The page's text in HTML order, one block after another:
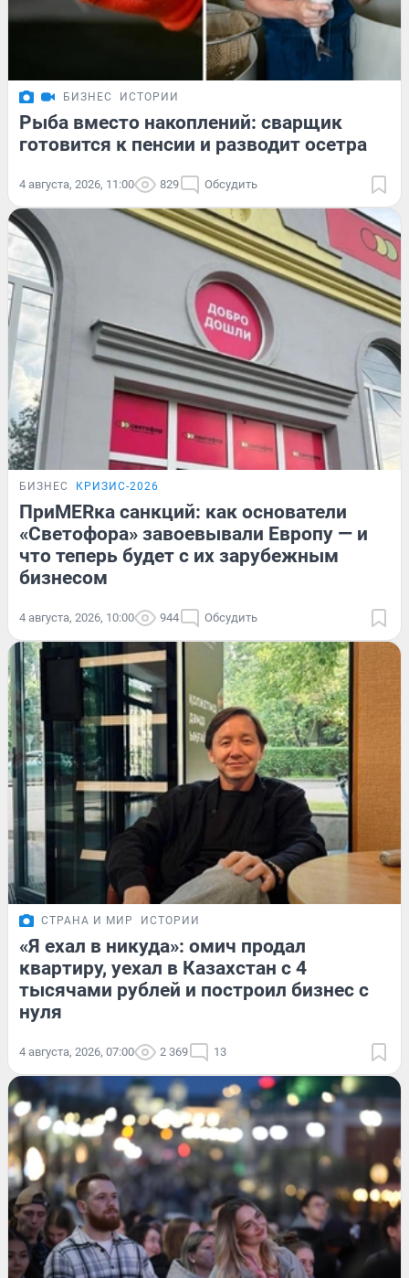
БИЗНЕС ИСТОРИИ
Рыба вместо накоплений: сварщик
готовится к пенсии и разводит осетра
4 августа, 2026, 11:00 829 Обсудить
БИЗНЕС КРИЗИС-2026
ПриMERка санкций: как основатели
«Светофора» завоевывали Европу — и
что теперь будет с их зарубежным
бизнесом
4 августа, 2026, 10:00 944 Обсудить
СТРАНА И МИР ИСТОРИИ
«Я ехал в никуда»: омич продал
квартиру, уехал в Казахстан с 4
тысячами рублей и построил бизнес с
нуля
4 августа, 2026, 07:00 2 369 13